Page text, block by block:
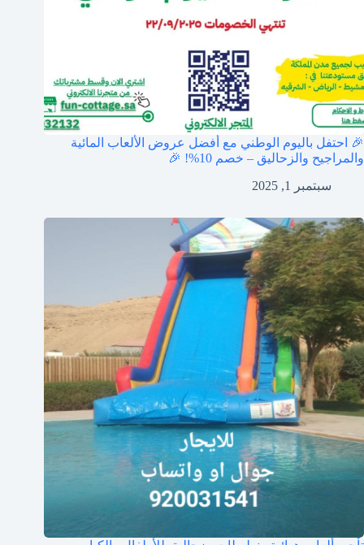
🎉 احتفل باليوم الوطني مع أفضل عروض الألعاب المائية
والمراجيح والزحاليق – خصم 10%! 🎉
سبتمبر 1, 2025